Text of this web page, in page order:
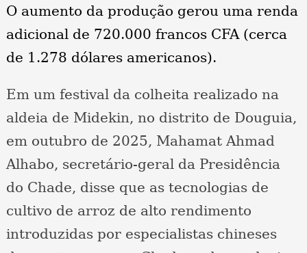
O aumento da produção gerou uma renda
adicional de 720.000 francos CFA (cerca
de 1.278 dólares americanos).
Em um festival da colheita realizado na
aldeia de Midekin, no distrito de Douguia,
em outubro de 2025, Mahamat Ahmad
Alhabo, secretário-geral da Presidência
do Chade, disse que as tecnologias de
cultivo de arroz de alto rendimento
introduzidas por especialistas chineses